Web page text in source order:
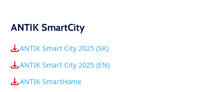
ANTIK SmartCity
ANTIK Smart City 2025 (SK)
ANTIK Smart City 2025 (EN)
ANTIK SmartHome